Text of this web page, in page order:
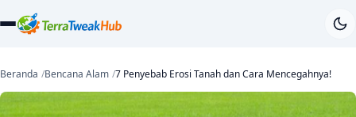
Beranda Bencana Alam 7 Penyebab Erosi Tanah dan Cara Mencegahnya!